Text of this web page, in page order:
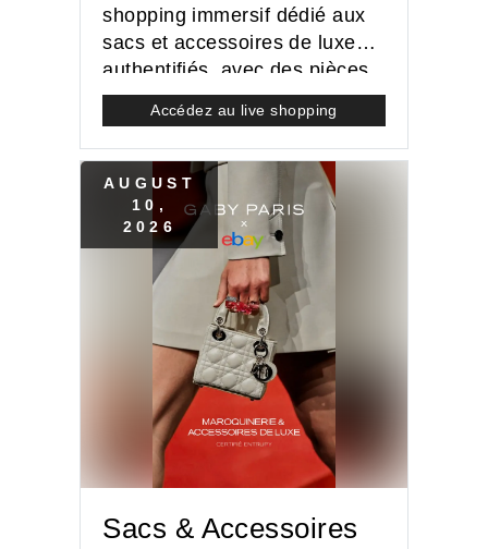
shopping immersif dédié aux
sacs et accessoires de luxe
authentifiés, avec des pièces
d’exception et des enchères
exclusives.
Accédez au live shopping
AUGUST
10 ,
2026
Sacs & Accessoires